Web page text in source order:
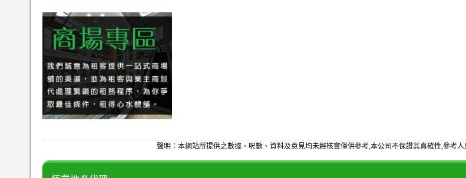
聲明：本網站所提供之數據、呎數、資料及意見均未經核實僅供參考,本公司不保證其真確性,參考